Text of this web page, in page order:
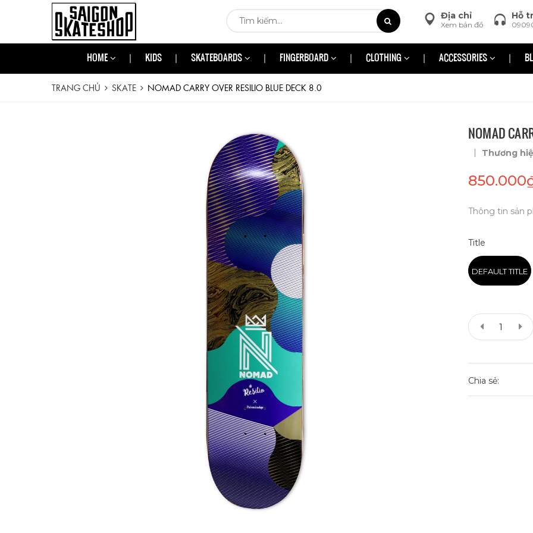
Hỗ
Địa chỉ
Xem bản đồ
HOME KIDS SKATEBOARDS FINGERBOARD CLOTHING ACCESSORIES
TRANG CHỦ SKATE NOMAD CARRY OVER RESILIO BLUE DECK 8.0
NOMAD
| Thương
Thông tin sản
Title
DEFAULT TITLE
Chia sẻ: